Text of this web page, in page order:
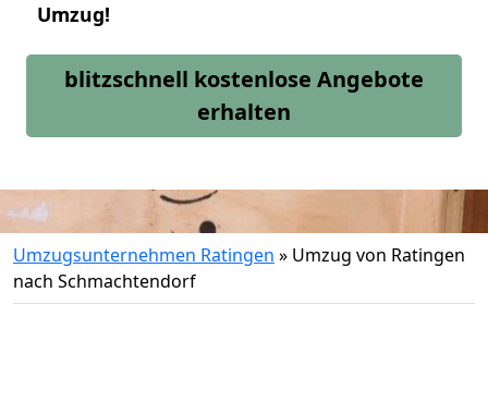
Umzug!
blitzschnell kostenlose Angebote
erhalten
Umzugsunternehmen Ratingen » Umzug von Ratingen
nach Schmachtendorf